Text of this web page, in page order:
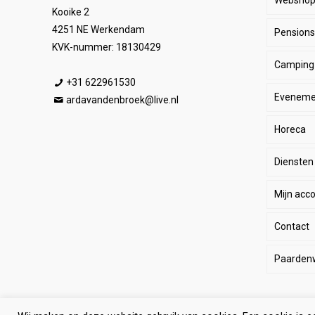
Kooike 2
4251 NE Werkendam
KVK-nummer: 18130429
+31 622961530
ardavandenbroek@live.nl
Paard
Ruiter
Stal
SALE
Camping
Horeca
Diensten
Mijn
Contact